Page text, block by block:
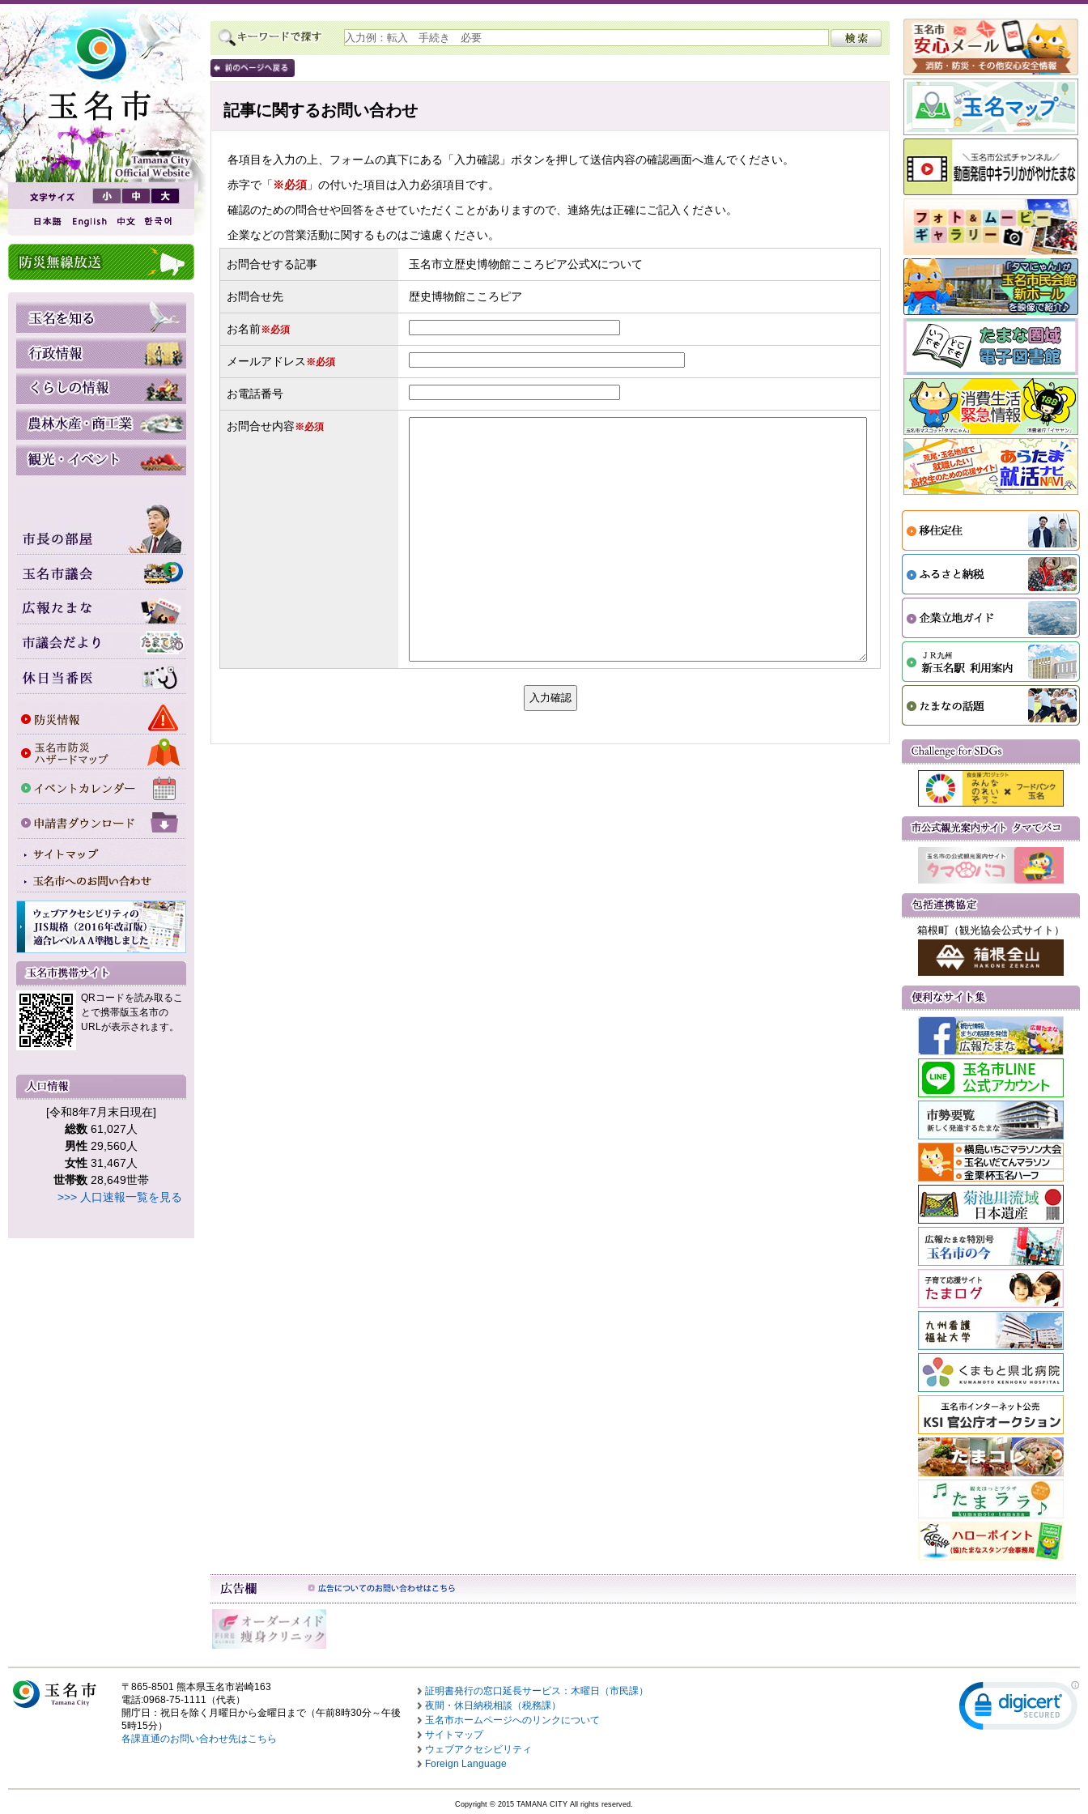
QRコードを読み取るこ
とで携帯版玉名市の
URLが表示されます。
[令和8年7月末日現在]
総数 61,027人
男性 29,560人
女性 31,467人
世帯数 28,649世帯
>>> 人口速報一覧を見る
記事に関するお問い合わせ
各項目を入力の上、フォームの真下にある「入力確認」ボタンを押して送信内容の確認画面へ進んでください。
赤字で「 ※必須 」の付いた項目は入力必須項目です。
確認のための問合せや回答をさせていただくことがありますので、連絡先は正確にご記入ください。
企業などの営業活動に関するものはご遠慮ください。
お問合せする記事 玉名市立歴史博物館こころピア公式Xについて
お問合せ先 歴史博物館こころピア
お名前※必須
メールアドレス ※必須
お電話番号
お問合せ内容※必須
箱根町（観光協会公式サイト）
〒865-8501 熊本県玉名市岩崎163
電話:0968-75-1111（代表）
開庁日：祝日を除く月曜日から金曜日まで（午前8時30分～午後
5時15分）
各課直通のお問い合わせ先はこちら
証明書発行の窓口延長サービス：木曜日（市民課）
夜間・休日納税相談（税務課）
玉名市ホームページへのリンクについて
サイトマップ
ウェブアクセシビリティ
Foreign Language
Copyright © 2015 TAMANA CITY All rights reserved.